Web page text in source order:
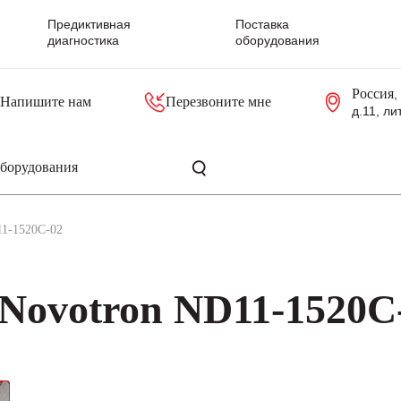
Предиктивная
диагностика
Поставка
оборудования
Напишите нам Перезвоните мне
Россия,
д.11,
1520C-02
ND11-